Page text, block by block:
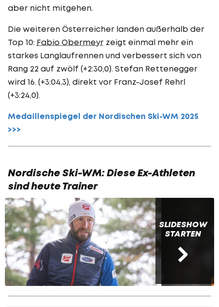
aber nicht mitgehen.
Die weiteren Österreicher landen außerhalb der
Top 10: Fabio Obermeyr zeigt einmal mehr ein
starkes Langlaufrennen und verbessert sich von
Rang 22 auf zwölf (+2:30,0). Stefan Rettenegger
wird 16. (+3:04,3), direkt vor Franz-Josef Rehrl
(+3:24,0).
Medaillenspiegel der Nordischen Ski-WM 2025
>>>
Nordische Ski-WM: Diese Ex-Athleten
sind heute Trainer
SLIDESHOW
STARTEN